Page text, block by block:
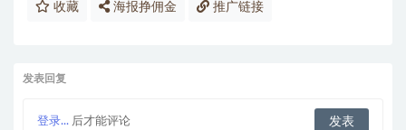
收藏 海报挣佣金 推广链接
发表回复
登录... 后才能评论